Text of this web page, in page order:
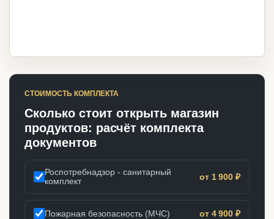
СТОИМОСТЬ КОМПЛЕКТА
Сколько стоит открыть магазин
продуктов: расчёт комплекта
документов
Роспотребнадзор - санитарный
комплект
от 1 900 ₽
Пожарная безопасность (МЧС) от 4 900 ₽